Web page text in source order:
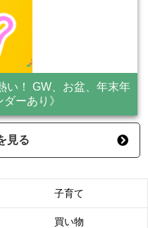
い！ GW、お盆、年末年
ーあり》
見る
子育て
買い物